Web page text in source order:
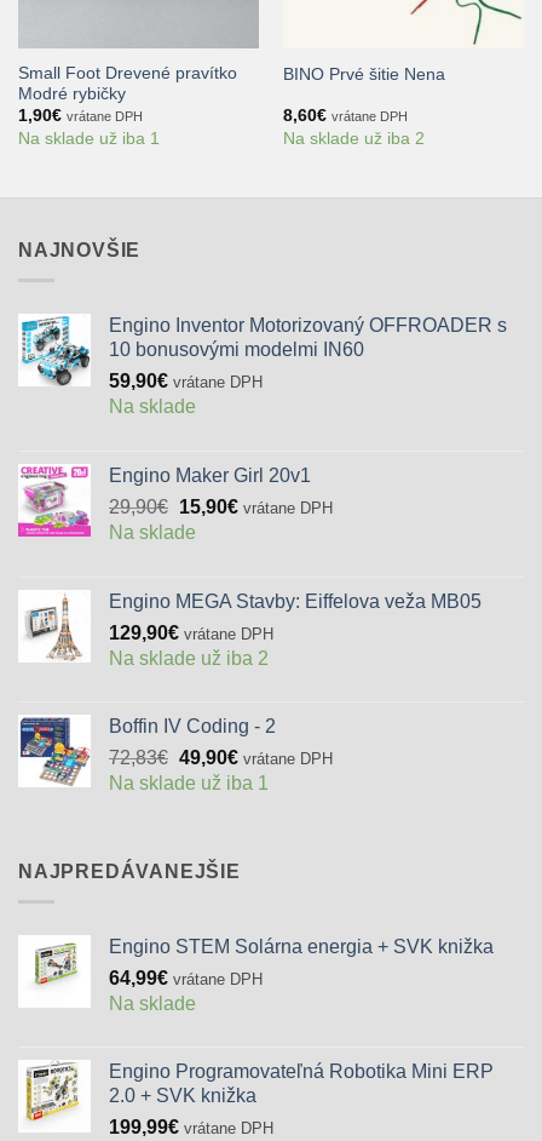
Small Foot Drevené pravítko
Modré rybičky
1,90€ vrátane DPH
Na sklade už iba 1
BINO Prvé šitie Nena
8,60€ vrátane DPH
Na sklade už iba 2
NAJNOVŠIE
Engino Inventor Motorizovaný OFFROADER s
10 bonusovými modelmi IN60
59,90€ vrátane DPH
Na sklade
Engino Maker Girl 20v1
29,90€ Pôvodná
cena
15,90€Aktuálna
vrátane DPH
Na sklade
Engino MEGA Stavby: Eiffelova veža MB05
129,90€ vrátane DPH
Na sklade už iba 2
Boffin IV Coding - 2
72,83€ Pôvodná
cena
49,90€Aktuálna
cena
vrátane DPH
Na sklade už iba 1
NAJPREDÁVANEJŠIE
Engino STEM Solárna energia + SVK knižka
64,99€ vrátane DPH
Na sklade
Engino Programovateľná Robotika Mini ERP
2.0 + SVK knižka
199,99€ vrátane DPH